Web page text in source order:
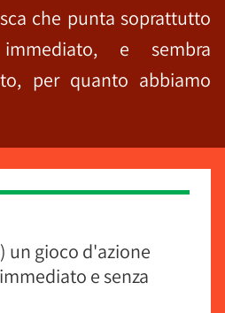
che punta soprattutto
e sembra
per quanto abbiamo
un gioco d'azione
e senza